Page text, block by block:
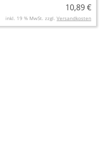
10,89 €
inkl. 19 % MwSt. zzgl. Versandkosten